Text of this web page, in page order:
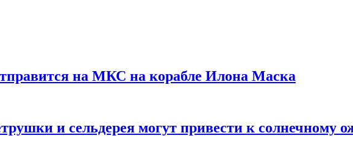
на МКС на корабле Илона Маска
и сельдерея могут привести к солнечному